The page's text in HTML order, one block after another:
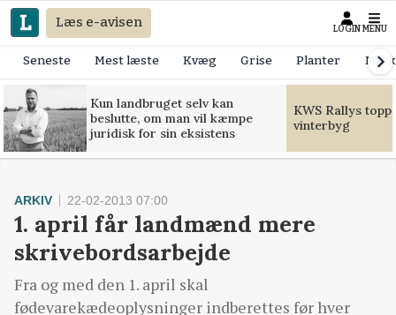
Læs e-avisen LOGIN MENU
Seneste Mest læste Kvæg Grise Planter
Kun landbruget selv kan
beslutte, om man vil kæmpe
juridisk for sin eksistens
KWS Rallys
vinterbyg
ARKIV 22-02-2013 07:00
1. april får landmænd mere
skrivebordsarbejde
Fra og med den 1. april skal
fødevarekædeoplysninger indberettes før hver